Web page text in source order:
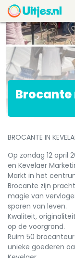
BROCANTE IN
Op zondag 12 april
en Kevelaer
Markt in het
Brocante zijn
magie van
sporen van leven.
Kwaliteit,
op de voorgrond.
Ruim 50
unieke goederen